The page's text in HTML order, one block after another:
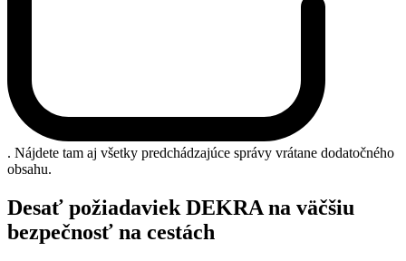
. Nájdete tam aj všetky predchádzajúce správy vrátane dodatočného
obsahu.
Desať požiadaviek DEKRA na väčšiu
bezpečnosť na cestách